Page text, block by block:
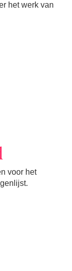
het werk van
voor het